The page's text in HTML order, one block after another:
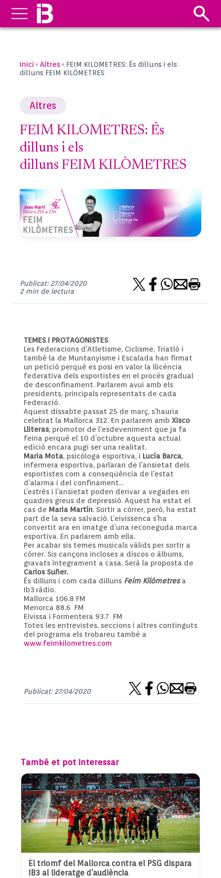
Inici › Altres › FEIM KILOMETRES: És dilluns i els
dilluns FEIM KILÒMETRES
Altres
FEIM KILOMETRES: És
dilluns i els
dilluns FEIM KILÒMETRES
Publicat: 27/04/2020
2 min de lectura
TEMES I PROTAGONISTES
Les Federacions d’Atletisme, Ciclisme, Triatló i
també la de Muntanyisme i Escalada han firmat
un petició perquè es posi en valor la llicència
federativa dels esportistes en el procés gradual
de desconfinament. Parlarem avui amb els
presidents, principals representats de cada
Federació.
Aquest dissabte passat 25 de març, s’hauria
celebrat la Mallorca 312. En parlarem amb Xisco
Lliteras, promotor de l’esdeveniment que ja fa
feina perquè el 10 d’octubre aquesta actual
edició encara pugi ser una realitat.
Maria Mota, psicòloga esportiva, i Lucía Barca,
infermera esportiva, parlaran de l’ansietat dels
esportistes com a conseqüència de l’estat
d’alarma i del confinament…
L’estrès i l’ansietat poden derivar a vegades en
quadres greus de depressió. Aquest ha estat el
cas de Maria Martín. Sortir a córrer, però, ha estat
part de la seva salvació. L’eivissenca s’ha
convertit ara en imatge d’una reconeguda marca
esportiva. En parlarem amb ella.
Per acabar sis temes musicals vàlids per sortir a
córrer. Sis cançons incloses a discos o àlbums,
gravats íntegrament a casa. Serà la proposta de
Carlos Suñer.
És dilluns i com cada dilluns Feim Kilòmetresa
Ib3 ràdio.
Mallorca 106.8 FM
Menorca 88.6 FM
Eivissa i Formentera 93.7 FM
Totes les entrevistes, seccions i altres continguts
del programa els trobareu també a
www.feimkilometres.com
Publicat: 27/04/2020
També et pot interessar
El triomf del Mallorca contra el PSG dispara
IB3 al lideratge d’audiència